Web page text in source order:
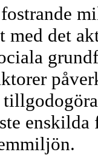
med det
enskilda